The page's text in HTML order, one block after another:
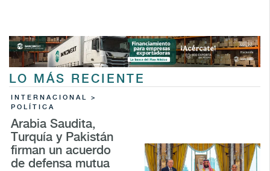
LO MÁS RECIENTE
INTERNACIONAL >
POLÍTICA
Arabia Saudita,
Turquía y Pakistán
firman un acuerdo
de defensa mutua